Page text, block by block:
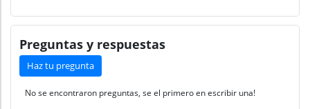
Preguntas y respuestas
Haz tu pregunta
No se encontraron preguntas, se el primero en escribir una!